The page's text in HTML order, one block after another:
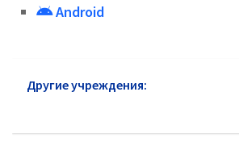
Android
Другие учреждения: